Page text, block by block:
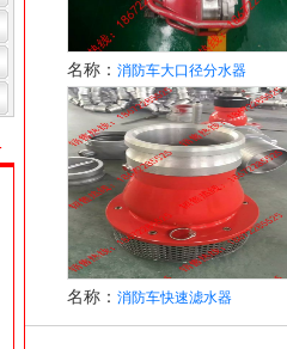
名称： 消防车大口径分水器
名称： 消防车快速滤水器